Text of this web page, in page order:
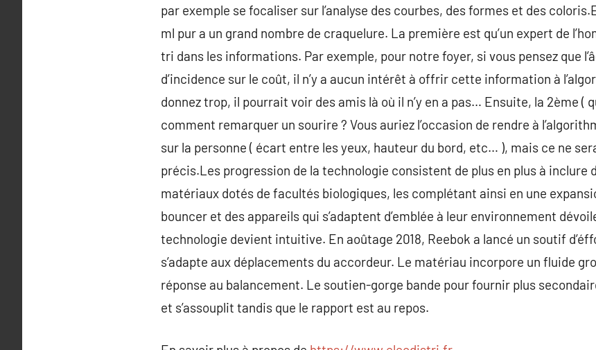
par exemple se focaliser sur l’analyse des courbes, des formes et des
ml pur a un grand nombre de craquelure. La première est qu’un expert de
tri dans les informations. Par exemple, pour notre foyer, si vous pensez que
d’incidence sur le coût, il n’y a aucun intérêt à offrir cette information à
donnez trop, il pourrait voir des amis là où il n’y en a pas… Ensuite, la 2ème (
comment remarquer un sourire ? Vous auriez l’occasion de rendre à
sur la personne ( écart entre les yeux, hauteur du bord, etc… ), mais ce ne
précis.Les progression de la technologie consistent de plus en plus à inclure
matériaux dotés de facultés biologiques, les complétant ainsi en une
bouncer et des appareils qui s’adaptent d’emblée à leur environnement
technologie devient intuitive. En aoûtage 2018, Reebok a lancé un soutif
s’adapte aux déplacements du accordeur. Le matériau incorpore un fluide
réponse au balancement. Le soutien-gorge bande pour fournir plus
et s’assouplit tandis que le rapport est au repos.